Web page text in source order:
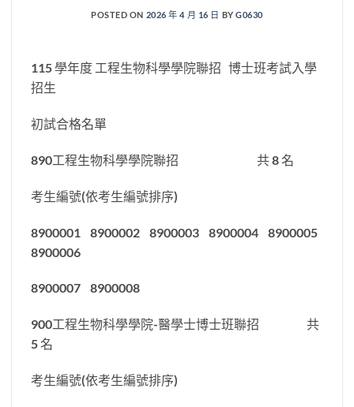
POSTED ON 2026 年 4 月 16 日 BYG0630
115 學年度 工程生物科學學院聯招 博士班考試入學
招生
初試合格名單
890工程生物科學學院聯招 共 8 名
考生編號(依考生編號排序)
8900001 8900002 8900003 8900004 8900005
8900006
8900007 8900008
900工程生物科學學院-醫學士博士班聯招 共
5 名
考生編號(依考生編號排序)